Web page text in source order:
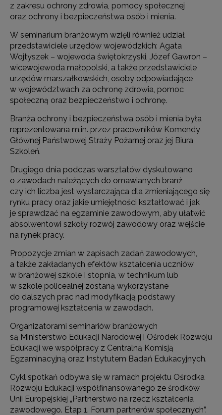
z zakresu ochrony zdrowia, pomocy społecznej
oraz ochrony i bezpieczeństwa osób i mienia.
W seminarium branżowym wzięli również udział
przedstawiciele urzędów wojewódzkich: Agata
Wojtyszek – wojewoda świętokrzyski, Józef Gawron –
wicewojewoda małopolski, a także przedstawiciele
urzędów marszałkowskich, osoby odpowiadające
w województwach za ochronę zdrowia, pomoc
społeczną oraz bezpieczeństwo i ochronę.
Branża ochrony i bezpieczeństwa osób i mienia była
reprezentowana m.in. przez pracowników Komendy
Głównej Państwowej Straży Pożarnej oraz jej Biura
Szkoleń.
Drugiego dnia podczas warsztatów dyskutowano
o zawodach należących do omawianych branż −
czy ich liczba jest wystarczająca dla zmieniającego się
rynku pracy oraz jakie umiejętności kształtować i jak
je sprawdzać na egzaminie zawodowym, aby ułatwić
absolwentowi szkoły rozwój zawodowy oraz wejście
na rynek pracy.
Propozycje zmian w zapisach zadań zawodowych,
a także zakładanych efektów kształcenia uczniów
w branżowej szkole I stopnia, w technikum lub
w szkole policealnej zostaną wykorzystane
do dalszych prac nad modyfikacją podstawy
programowej kształcenia w zawodach.
Organizatorami seminariów branżowych
są Ministerstwo Edukacji Narodowej i Ośrodek Rozwoju
Edukacji we współpracy z Centralną Komisją
Egzaminacyjną oraz Instytutem Badań Edukacyjnych.
Cykl spotkań odbywa się w ramach projektu Ośrodka
Rozwoju Edukacji współfinansowanego ze środków
Unii Europejskiej „Partnerstwo na rzecz kształcenia
zawodowego. Etap 1. Forum partnerów społecznych”.